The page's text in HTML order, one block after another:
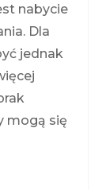
nabycie
Dla
jednak
mogą się